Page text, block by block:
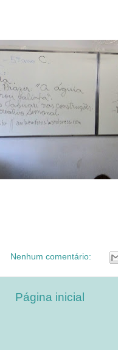
Nenhum comentário:
Página inicial